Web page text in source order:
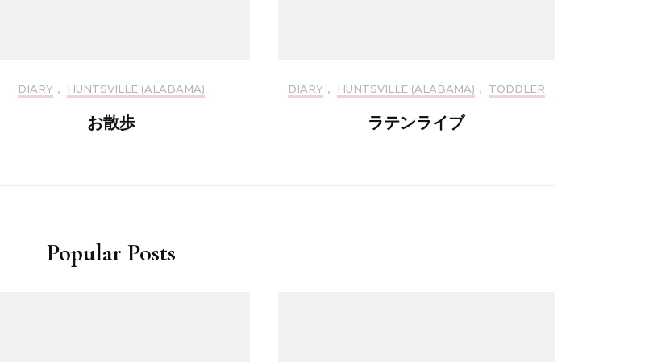
DIARY , HUNTSVILLE (ALABAMA)
お散歩
DIARY , HUNTSVILLE (ALABAMA) , TODDLER
ラテンライブ
Popular Posts